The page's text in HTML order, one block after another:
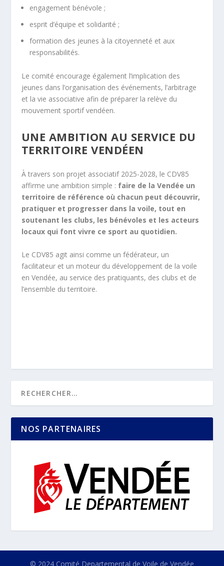
engagement bénévole ;
esprit d’équipe et solidarité ;
formation des jeunes à la citoyenneté et aux
responsabilités.
Le comité encourage également l’implication des
jeunes dans l’organisation des événements, l’arbitrage
et la vie associative afin de préparer la relève du
mouvement sportif vendéen.
UNE AMBITION AU SERVICE DU
TERRITOIRE VENDÉEN
À travers son projet associatif 2025-2028, le CDV85
affirme une ambition simple : faire de la Vendée un
territoire de référence où chacun peut découvrir,
pratiquer et progresser dans la voile, tout en
soutenant les clubs, les bénévoles et les acteurs
locaux qui font vivre ce sport au quotidien.
Le CDV85 agit ainsi comme un fédérateur, un
facilitateur et un moteur du développement de la voile
en Vendée, au service des pratiquants, des clubs et de
l’ensemble du territoire.
NOS PARTENAIRES
© 2024 Comité Departemental de Voile de Vendée